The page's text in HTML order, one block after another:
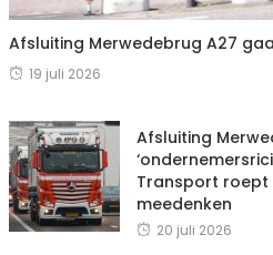
Afsluiting Merwedebrug A27
19 juli 2026
Afsluiting
Transport
meedenken
20 juli 2026